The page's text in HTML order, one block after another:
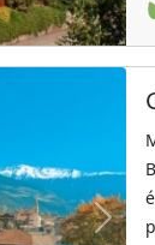
Next